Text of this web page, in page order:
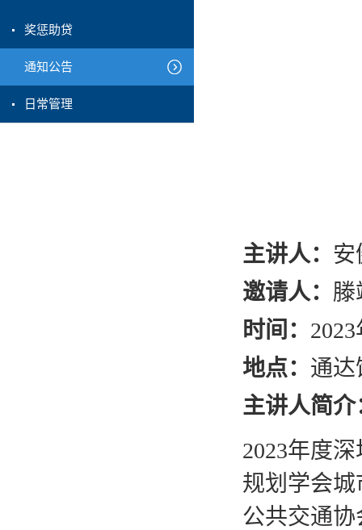
奖惩助贷
通知公告
日常管理
主讲人： 安
邀请人： 滕
时间： 2023
地点： 通达
主讲人简介
2023年度
规划学会
公共交通